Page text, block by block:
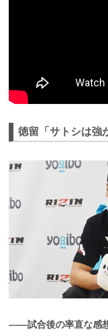
徳留「サトシは強
——試合後の率直な感